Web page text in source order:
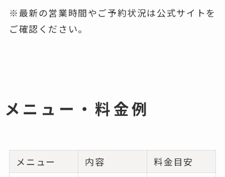
※最新の営業時間やご予約状況は公式サイトを
ご確認ください。
メニュー・料金例
メニュー 内容
料金目安